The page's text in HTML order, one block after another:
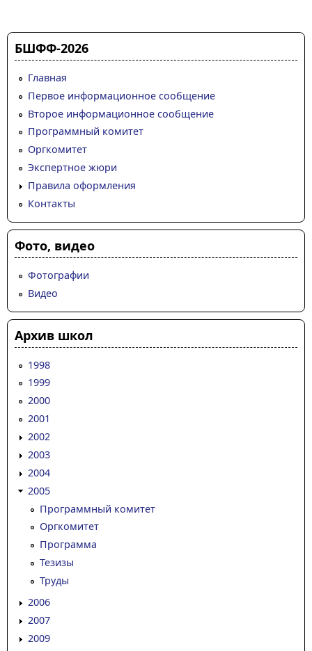
БШФФ-2026
Главная
Первое информационное сообщение
Второе информационное сообщение
Программный комитет
Оргкомитет
Экспертное жюри
Правила оформления
Контакты
Фото, видео
Фотографии
Видео
Архив школ
1998
1999
2000
2001
2002
2003
2004
2005
Программный комитет
Оргкомитет
Программа
Тезизы
Труды
2006
2007
2009